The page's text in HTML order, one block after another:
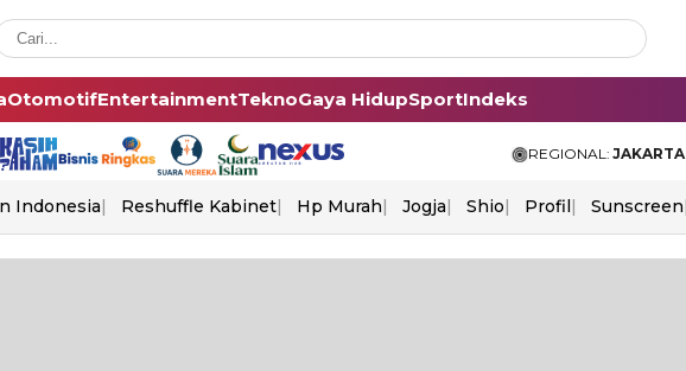
OtomotifEntertainmentTeknoGaya HidupSportIndeks
REGIONAL: JAKARTA
Indonesia Reshuffle Kabinet Hp Murah Jogja Shio Profil Sunscreen